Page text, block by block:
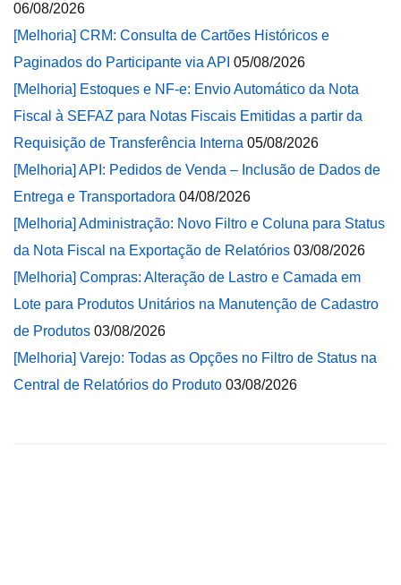
06/08/2026
[Melhoria] CRM: Consulta de Cartões Históricos e
Paginados do Participante via API 05/08/2026
[Melhoria] Estoques e NF-e: Envio Automático da Nota
Fiscal à SEFAZ para Notas Fiscais Emitidas a partir da
Requisição de Transferência Interna 05/08/2026
[Melhoria] API: Pedidos de Venda – Inclusão de Dados de
Entrega e Transportadora 04/08/2026
[Melhoria] Administração: Novo Filtro e Coluna para Status
da Nota Fiscal na Exportação de Relatórios 03/08/2026
[Melhoria] Compras: Alteração de Lastro e Camada em
Lote para Produtos Unitários na Manutenção de Cadastro
de Produtos 03/08/2026
[Melhoria] Varejo: Todas as Opções no Filtro de Status na
Central de Relatórios do Produto 03/08/2026